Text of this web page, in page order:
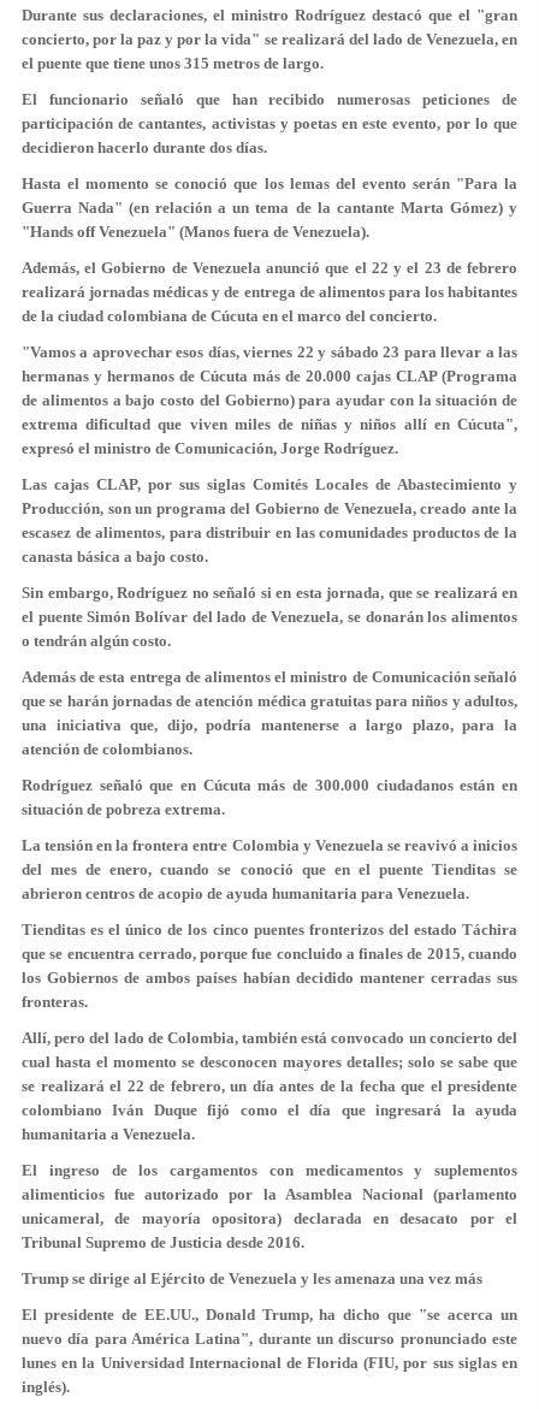
Durante sus declaraciones, el ministro Rodríguez destacó que el "gran
concierto, por la paz y por la vida" se realizará del lado de Venezuela, en
el puente que tiene unos 315 metros de largo.
El funcionario señaló que han recibido numerosas peticiones de
participación de cantantes, activistas y poetas en este evento, por lo que
decidieron hacerlo durante dos días.
Hasta el momento se conoció que los lemas del evento serán "Para la
Guerra Nada" (en relación a un tema de la cantante Marta Gómez) y
"Hands off Venezuela" (Manos fuera de Venezuela).
Además, el Gobierno de Venezuela anunció que el 22 y el 23 de febrero
realizará jornadas médicas y de entrega de alimentos para los habitantes
de la ciudad colombiana de Cúcuta en el marco del concierto.
"Vamos a aprovechar esos días, viernes 22 y sábado 23 para llevar a las
hermanas y hermanos de Cúcuta más de 20.000 cajas CLAP (Programa
de alimentos a bajo costo del Gobierno) para ayudar con la situación de
extrema dificultad que viven miles de niñas y niños allí en Cúcuta",
expresó el ministro de Comunicación, Jorge Rodríguez.
Las cajas CLAP, por sus siglas Comités Locales de Abastecimiento y
Producción, son un programa del Gobierno de Venezuela, creado ante la
escasez de alimentos, para distribuir en las comunidades productos de la
canasta básica a bajo costo.
Sin embargo, Rodríguez no señaló si en esta jornada, que se realizará en
el puente Simón Bolívar del lado de Venezuela, se donarán los alimentos
o tendrán algún costo.
Además de esta entrega de alimentos el ministro de Comunicación señaló
que se harán jornadas de atención médica gratuitas para niños y adultos,
una iniciativa que, dijo, podría mantenerse a largo plazo, para la
atención de colombianos.
Rodríguez señaló que en Cúcuta más de 300.000 ciudadanos están en
situación de pobreza extrema.
La tensión en la frontera entre Colombia y Venezuela se reavivó a inicios
del mes de enero, cuando se conoció que en el puente Tienditas se
abrieron centros de acopio de ayuda humanitaria para Venezuela.
Tienditas es el único de los cinco puentes fronterizos del estado Táchira
que se encuentra cerrado, porque fue concluido a finales de 2015, cuando
los Gobiernos de ambos países habían decidido mantener cerradas sus
fronteras.
Allí, pero del lado de Colombia, también está convocado un concierto del
cual hasta el momento se desconocen mayores detalles; solo se sabe que
se realizará el 22 de febrero, un día antes de la fecha que el presidente
colombiano Iván Duque fijó como el día que ingresará la ayuda
humanitaria a Venezuela.
El ingreso de los cargamentos con medicamentos y suplementos
alimenticios fue autorizado por la Asamblea Nacional (parlamento
unicameral, de mayoría opositora) declarada en desacato por el
Tribunal Supremo de Justicia desde 2016.
Trump se dirige al Ejército de Venezuela y les amenaza una vez más
El presidente de EE.UU., Donald Trump, ha dicho que "se acerca un
nuevo día para América Latina", durante un discurso pronunciado este
lunes en la Universidad Internacional de Florida (FIU, por sus siglas en
inglés).